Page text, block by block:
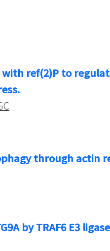
ref(2)P to
through actin
by TRAF6 E3